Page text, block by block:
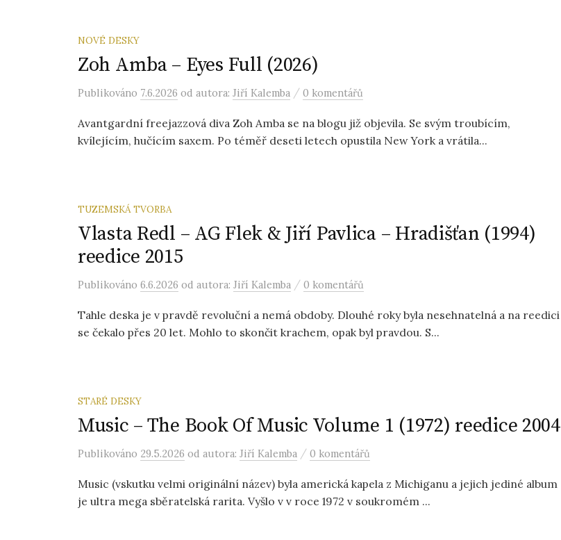
NOVÉ DESKY
Zoh Amba – Eyes Full (2026)
Publikováno 7.6.2026 od autora: Jiří Kalemba / 0 komentářů
Avantgardní freejazzová diva Zoh Amba se na blogu již objevila. Se svým troubícím,
kvílejícím, hučícím saxem. Po téměř deseti letech opustila New York a vrátila...
TUZEMSKÁ TVORBA
Vlasta Redl – AG Flek & Jiří Pavlica – Hradišťan (1994)
reedice 2015
Publikováno 6.6.2026 od autora: Jiří Kalemba / 0 komentářů
Tahle deska je v pravdě revoluční a nemá obdoby. Dlouhé roky byla nesehnatelná a na reedici
se čekalo přes 20 let. Mohlo to skončit krachem, opak byl pravdou. S...
STARÉ DESKY
Music – The Book Of Music Volume 1 (1972) reedice 2004
Publikováno 29.5.2026 od autora: Jiří Kalemba / 0 komentářů
Music (vskutku velmi originální název) byla americká kapela z Michiganu a jejich jediné album
je ultra mega sběratelská rarita. Vyšlo v v roce 1972 v soukromém ...